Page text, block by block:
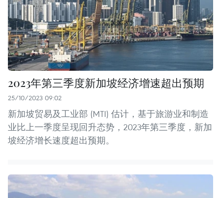
2023年第三季度新加坡经济增速超出预期
25/10/2023 09:02
新加坡贸易及工业部 (MTI) 估计，基于旅游业和制造
业比上一季度呈现回升态势，2023年第三季度，新加
坡经济增长速度超出预期。